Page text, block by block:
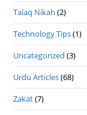
Talaq Nikah (2)
Technology Tips(1)
Uncategorized (3)
Urdu Articles(68)
Zakat(7)